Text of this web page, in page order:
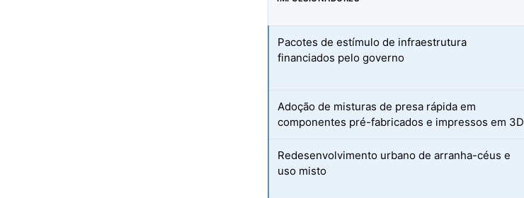
Pacotes de estímulo de infraestrutura
financiados pelo governo
Adoção de misturas de presa rápida em
componentes pré-fabricados e impressos em 3D
Redesenvolvimento urbano de arranha-céus e
uso misto